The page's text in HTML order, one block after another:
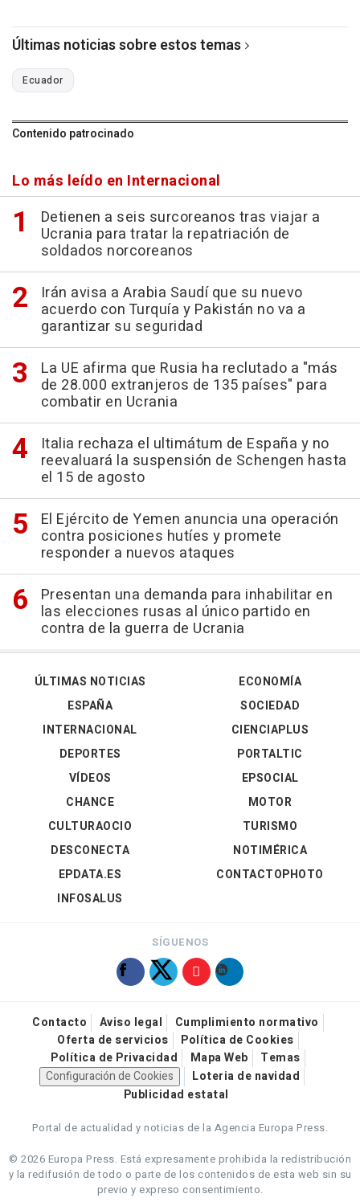
Últimas noticias sobre estos temas
Ecuador
Contenido patrocinado
Lo más leído en Internacional
Detienen a seis surcoreanos tras viajar a
Ucrania para tratar la repatriación de
soldados norcoreanos
Irán avisa a Arabia Saudí que su nuevo
acuerdo con Turquía y Pakistán no va a
garantizar su seguridad
La UE afirma que Rusia ha reclutado a "más
de 28.000 extranjeros de 135 países" para
combatir en Ucrania
Italia rechaza el ultimátum de España y no
reevaluará la suspensión de Schengen hasta
el 15 de agosto
El Ejército de Yemen anuncia una operación
contra posiciones hutíes y promete
responder a nuevos ataques
Presentan una demanda para inhabilitar en
las elecciones rusas al único partido en
contra de la guerra de Ucrania
ÚLTIMAS NOTICIAS
ESPAÑA
INTERNACIONAL
DEPORTES
VÍDEOS
ECONOMÍA
SOCIEDAD
CIENCIAPLUS
PORTALTIC
EPSOCIAL
CHANCE
CULTURAOCIO
DESCONECTA
EPDATA.ES
INFOSALUS
MOTOR
TURISMO
NOTIMÉRICA
CONTACTOPHOTO
SÍGUENOS
Contacto Aviso legal
Cumplimiento normativo
Oferta de servicios
Política de Cookies
Política de Privacidad
Mapa Web
Temas
Configuración de Cookies
Loteria de navidad
Publicidad estatal
Portal de actualidad y noticias de la Agencia Europa Press.
© 2026 Europa Press. Está expresamente prohibida la redistribución
y la redifusión de todo o parte de los contenidos de esta web sin su
previo y expreso consentimiento.